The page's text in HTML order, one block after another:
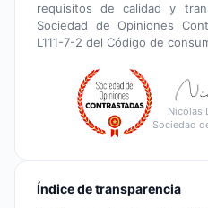
requisitos de calidad y
Sociedad de Opiniones
L111-7-2 del Código de
Nicolas
Sociedad
Índice de transparencia